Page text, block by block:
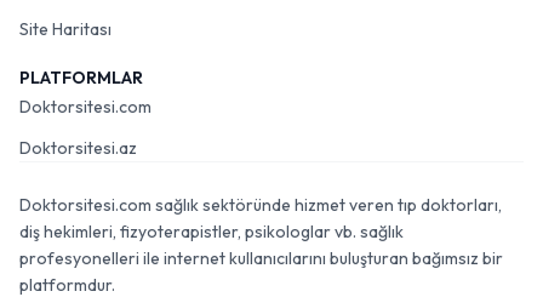
Site Haritası
PLATFORMLAR
Doktorsitesi.com
Doktorsitesi.az
Doktorsitesi.com sağlık sektöründe hizmet veren tıp doktorları,
diş hekimleri, fizyoterapistler, psikologlar vb. sağlık
profesyonelleri ile internet kullanıcılarını buluşturan bağımsız bir
platformdur.